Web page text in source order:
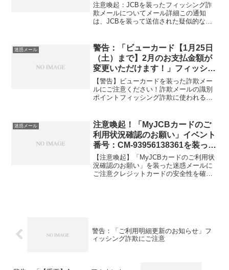
注意喚起：JCBを装ったフィッシング詐
欺メールについてメール詳細この通知
は、JCBを装って送信された疑似的なメ
す。以下の内容にご注意ください。差出
人正規の表示名: JCB...
迷惑メール
警告：「ビューカード【1月25日
（土）まで】2月のお支払金額が
変更いただけます！」フィッシン
グ詐欺にご注意
【警告】ビューカードを装った詐欺メー
ルにご注意ください！詐欺メールの識別
ポイントフィッシング詐欺に使われるメ
注意することで見分けることができま
す。メール本文◆注意事項※...
迷惑メール
注意喚起！「MyJCBカードのご
利用状況確認のお願い」イベント
番号：CM-93956138361を装った
フィッシング詐欺
【注意喚起】「MyJCBカードのご利用状
況確認のお願い」を装った迷惑メールに
ご注意クレジットカードの安全性を確保
警告：「ご利用明細更新のお知らせ」フ
ィッシング詐欺にご注意